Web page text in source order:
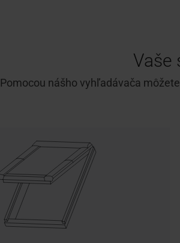
Vaše
Pomocou nášho vyhľadávača